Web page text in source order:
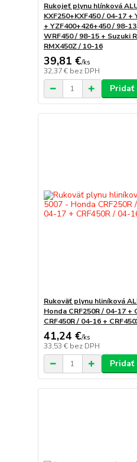
Rukojeť plynu hlínková
KXF250+KXF450 / 04-17 +
+ YZF400+426+450 / 98-
WRF450 / 98-15 + Suzuki
RMX450Z / 10-16
39,81 €/ks
32,37 € bez DPH
Pridať
Rukoväť plynu hliníková
Honda CRF250R / 04-17 +
CRF450R / 04-16 +
41,24 €/ks
33,53 € bez DPH
Pridať